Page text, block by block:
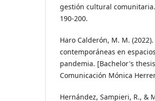
gestión cultural
190-200.
Haro Calderón, M. M.
contemporáneas en
pandemia. [Bachelor's
Comunicación Mónica
Hernández, Sampieri, R., &